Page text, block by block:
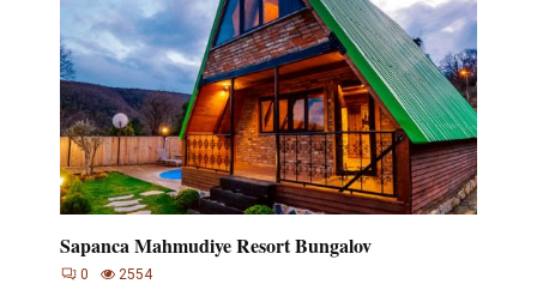
Sapanca Mahmudiye Resort Bungalov
0 2554